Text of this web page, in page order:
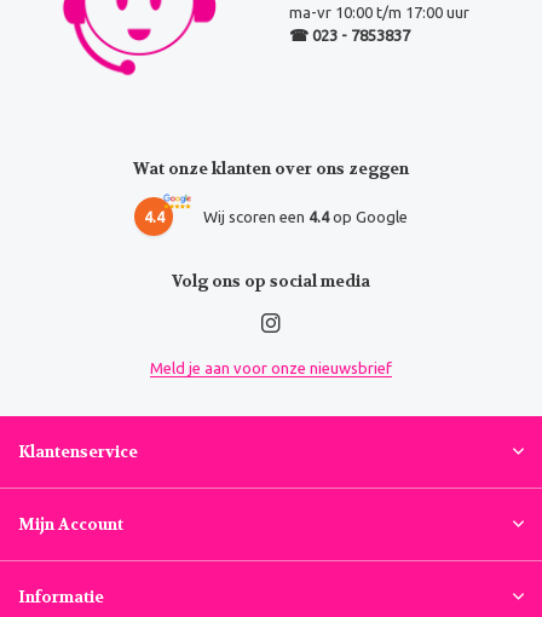
ma-vr 10:00 t/m 17:00 uur
☎ 023 - 7853837
Wat onze klanten over ons zeggen
4.4 Wij scoren een 4.4op Google
Volg ons op social media
Meld je aan voor onze nieuwsbrief
Klantenservice
Mijn Account
Informatie